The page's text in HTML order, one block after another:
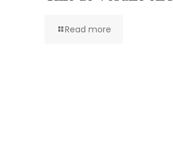
Read more